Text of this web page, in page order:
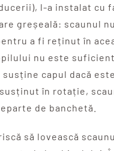
l-a instalat cu
greșeală: scaunul
a fi reținut în
nu este
capul dacă
în rotație,
de banchetă.
să lovească